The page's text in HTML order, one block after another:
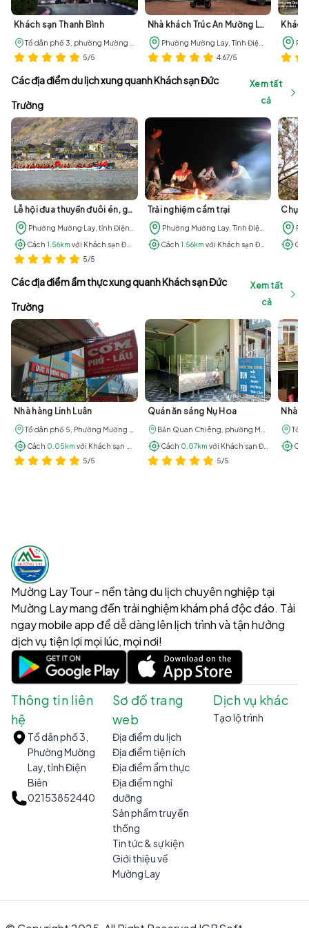
Khách sạn Thanh Bình
5/5
Nhà khách Trúc An Mường Lay
4.67/5
Khách
Các địa điểm du lịch xung quanh Khách sạn Đức
Trường
Xem tất
cả
Lễ hội đua thuyền đuôi én, giải vô địch các CLB dù lượn quốc gia, lướt ván phản lực
Cách1.56kmvới Khách sạn Đức Trường
5/5
Trải nghiệm cắm trại
Phường Mường Lay, Tỉnh Điện Biên
Cách1.56kmvới Khách sạn Đức Trường
Các địa điểm ẩm thực xung quanh Khách sạn Đức
Trường
Xem tất
cả
Nhà hàng Linh Luân
Cách 0.05km với Khách sạn Đức Trường
5/5
Quán ăn sáng Nụ Hoa
Cách 0.07km với Khách sạn Đức Trường
5/5
Nhà
Mường Lay Tour - nền tảng du lịch chuyên nghiệp tại
Mường Lay mang đến trải nghiệm khám phá độc đáo. Tải
ngay mobile app để dễ dàng lên lịch trình và tận hưởng
dịch vụ tiện lợi mọi lúc, mọi nơi!
Thông tin liên
hệ
Tổ dân phố 3,
Phường Mường
Lay, tỉnh Điện
Biên
02153852440
Sơ đồ trang
web
Địa điểm du lịch
Địa điểm tiện ích
Địa điểm ẩm thực
Địa điểm nghỉ
dưỡng
Sản phẩm truyền
thống
Tin tức & sự kiện
Giới thiệu về
Mường Lay
Dịch vụ khác
Tạo lộ trình